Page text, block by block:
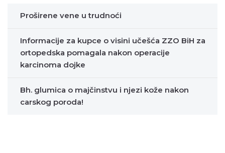
Proširene vene u trudnoći
Informacije za kupce o visini učešća ZZO BiH za
ortopedska pomagala nakon operacije
karcinoma dojke
Bh. glumica o majčinstvu i njezi kože nakon
carskog poroda!